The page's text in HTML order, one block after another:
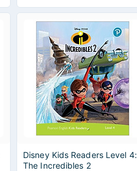
Disney Kids Readers Level 4:
The Incredibles 2